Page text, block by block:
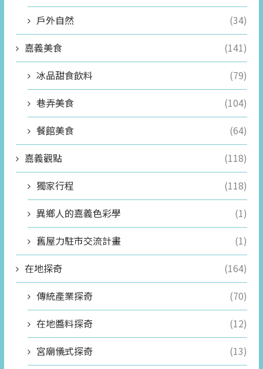
戶外自然
(34)
嘉義美食
(141)
冰品甜食飲料
(79)
巷弄美食
(104)
餐館美食
(64)
嘉義觀點
(118)
獨家行程
(118)
異鄉人的嘉義色彩學
(1)
舊屋力駐市交流計畫
(1)
在地探奇
(164)
傳統產業探奇
(70)
在地醬料探奇
(12)
宮廟儀式探奇
(13)